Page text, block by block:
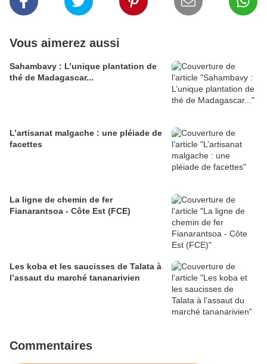
Vous aimerez aussi
Sahambavy : L’unique plantation de
thé de Madagascar...
L’artisanat malgache : une pléiade de
facettes
La ligne de chemin de fer
Fianarantsoa - Côte Est (FCE)
Les koba et les saucisses de Talata à
l’assaut du marché tananarivien
Commentaires